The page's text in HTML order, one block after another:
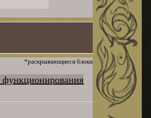
*раскрывающиеся блоки
функционирования